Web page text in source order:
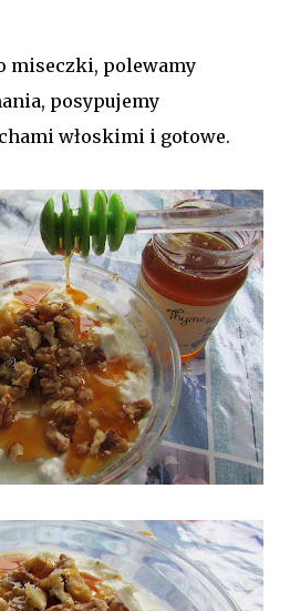
miseczki, polewamy
posypujemy
włoskimi i gotowe.